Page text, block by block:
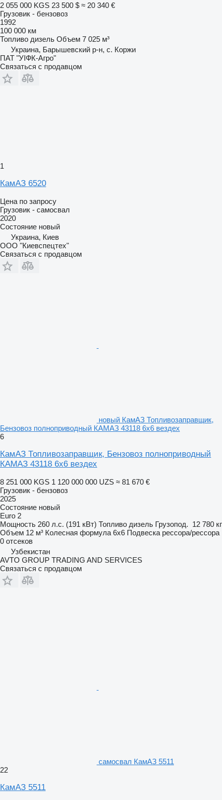
2 055 000 KGS 23 500 $ ≈ 20 340 €
Грузовик - бензовоз
1992
100 000 км
Топливо дизель Объем 7 025 м³
Украина, Барышевский р-н, с. Коржи
ПАТ "УІФК-Агро"
Связаться с продавцом
1
КамАЗ 6520
Цена по запросу
Грузовик - самосвал
2020
Состояние новый
Украина, Киев
ООО "Киевспецтех"
Связаться с продавцом
новый КамАЗ Топливозаправщик,
Бензовоз полноприводный КАМАЗ 43118 6х6 вездех
6
КамАЗ Топливозаправщик, Бензовоз полноприводный
КАМАЗ 43118 6х6 вездех
8 251 000 KGS 1 120 000 000 UZS ≈ 81 670 €
Грузовик - бензовоз
2025
Состояние новый
Euro 2
Мощность 260 л.с. (191 кВт) Топливо дизель Грузопод. 12 780 кг
Объем 12 м³ Колесная формула 6x6 Подвеска рессора/рессора
0 отсеков
Узбекистан
AVTO GROUP TRADING AND SERVICES
Связаться с продавцом
самосвал КамАЗ 5511
22
КамАЗ 5511